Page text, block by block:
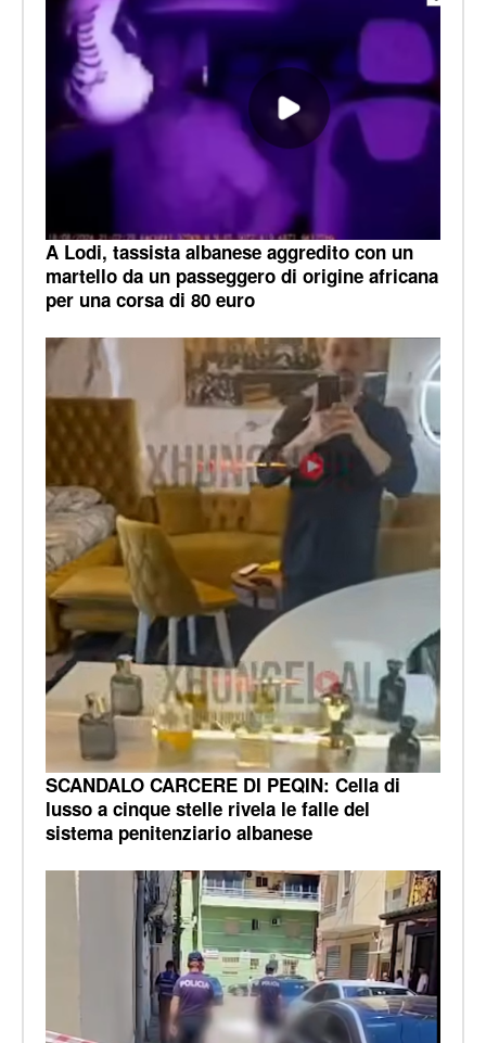
A Lodi, tassista albanese aggredito con un
martello da un passeggero di origine africana
per una corsa di 80 euro
SCANDALO CARCERE DI PEQIN: Cella di
lusso a cinque stelle rivela le falle del
sistema penitenziario albanese